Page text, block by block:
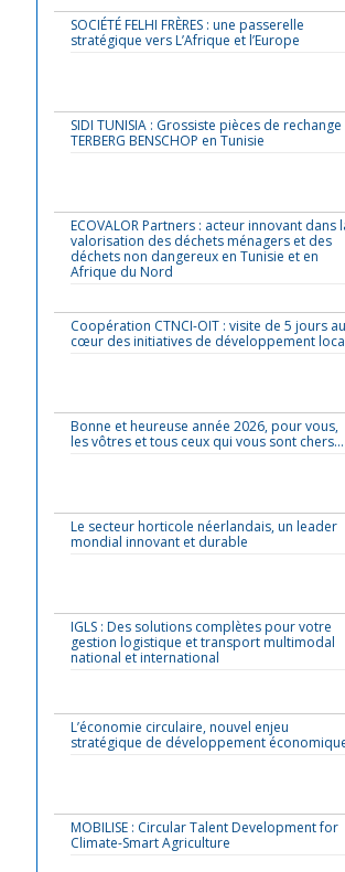
SOCIÉTÉ FELHI FRÈRES : une passerelle
stratégique vers L’Afrique et l’Europe
SIDI TUNISIA : Grossiste pièces de rechange
TERBERG BENSCHOP en Tunisie
ECOVALOR Partners : acteur innovant dans
valorisation des déchets ménagers et des
déchets non dangereux en Tunisie et en
Afrique du Nord
Coopération CTNCI-OIT : visite de 5 jours au
cœur des initiatives de développement
Bonne et heureuse année 2026, pour vous,
les vôtres et tous ceux qui vous sont chers…
Le secteur horticole néerlandais, un leader
mondial innovant et durable
IGLS : Des solutions complètes pour votre
gestion logistique et transport multimodal
national et international
L’économie circulaire, nouvel enjeu
stratégique de développement
MOBILISE : Circular Talent Development for
Climate-Smart Agriculture